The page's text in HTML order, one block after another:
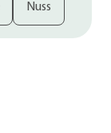
Nuss